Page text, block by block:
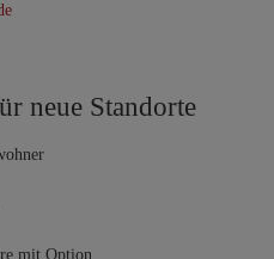
neue Standorte
mit Option